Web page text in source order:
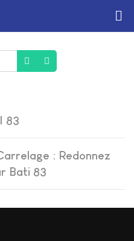
83
: Redonnez
Bati 83